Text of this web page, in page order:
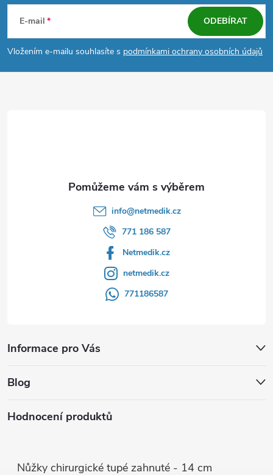
p
a
E-mail
Vložením e-mailu souhlasíte s podmínkami ochrany osobních údajů
ODEBÍRAT
Informace pro Vás
info@netmedik.cz
771 186 587
Netmedik.cz
netmedik.cz
771186587
Blog
Hodnocení produktů
Nůžky chirurgické tupé zahnuté - 14 cm